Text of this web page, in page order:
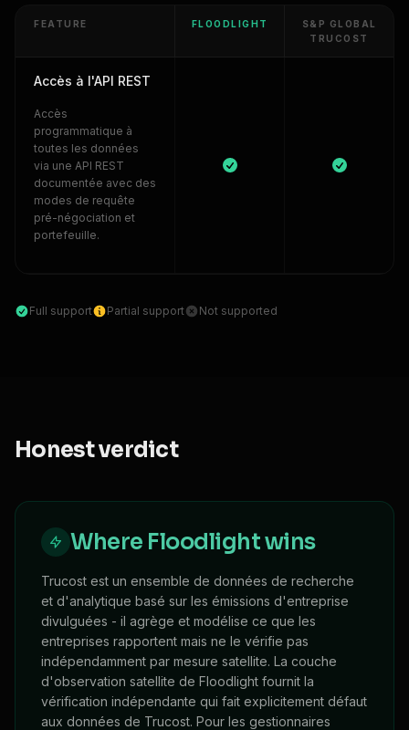
FEATURE FLOODLIGHT
S&P GLOBAL
TRUCOST
Accès à l'API REST
Accès
programmatique à
toutes les données
via une API REST
documentée avec des
modes de requête
pré-négociation et
portefeuille.
Full support Partial support Not supported
Honest verdict
Where Floodlight wins
Trucost est un ensemble de données de recherche
et d'analytique basé sur les émissions d'entreprise
divulguées - il agrège et modélise ce que les
entreprises rapportent mais ne le vérifie pas
indépendamment par mesure satellite. La couche
d'observation satellite de Floodlight fournit la
vérification indépendante qui fait explicitement défaut
aux données de Trucost. Pour les gestionnaires